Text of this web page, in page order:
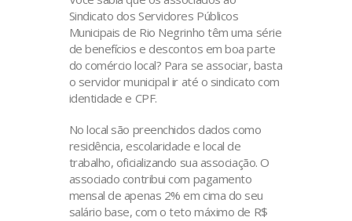
Sindicato dos Servidores Públicos
Municipais de Rio Negrinho têm uma série
de benefícios e descontos em boa parte
do comércio local? Para se associar, basta
o servidor municipal ir até o sindicato com
identidade e CPF.
No local são preenchidos dados como
residência, escolaridade e local de
trabalho, oficializando sua associação. O
associado contribui com pagamento
mensal de apenas 2% em cima do seu
salário base, com o teto máximo de R$